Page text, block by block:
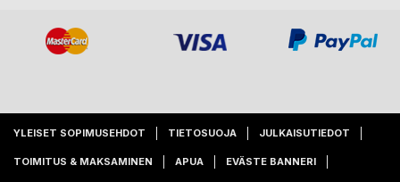
YLEISET SOPIMUSEHDOT TIETOSUOJA JULKAISUTIEDOT
TOIMITUS & MAKSAMINEN APUA EVÄSTE BANNERI